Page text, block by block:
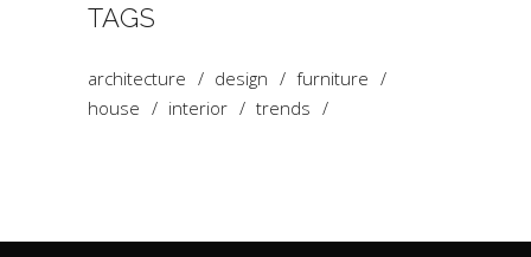
TAGS
architecture design
furniture
house
interior trends